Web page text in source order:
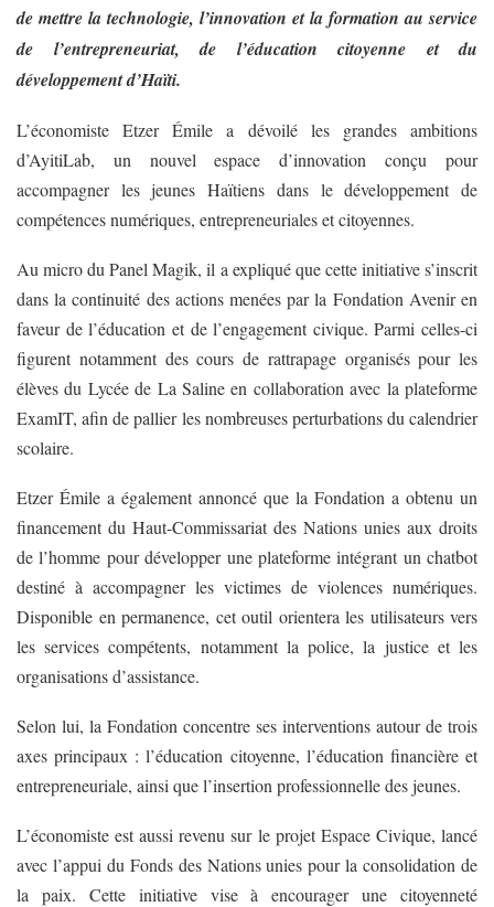
de mettre la technologie, l’innovation et la formation au service
de l’entrepreneuriat, de l’éducation citoyenne et du
développement d’Haïti.
L’économiste Etzer Émile a dévoilé les grandes ambitions
d’AyitiLab, un nouvel espace d’innovation conçu pour
accompagner les jeunes Haïtiens dans le développement de
compétences numériques, entrepreneuriales et citoyennes.
Au micro du Panel Magik, il a expliqué que cette initiative s’inscrit
dans la continuité des actions menées par la Fondation Avenir en
faveur de l’éducation et de l’engagement civique. Parmi celles-ci
figurent notamment des cours de rattrapage organisés pour les
élèves du Lycée de La Saline en collaboration avec la plateforme
ExamIT, afin de pallier les nombreuses perturbations du calendrier
scolaire.
Etzer Émile a également annoncé que la Fondation a obtenu un
financement du Haut-Commissariat des Nations unies aux droits
de l’homme pour développer une plateforme intégrant un chatbot
destiné à accompagner les victimes de violences numériques.
Disponible en permanence, cet outil orientera les utilisateurs vers
les services compétents, notamment la police, la justice et les
organisations d’assistance.
Selon lui, la Fondation concentre ses interventions autour de trois
axes principaux : l’éducation citoyenne, l’éducation financière et
entrepreneuriale, ainsi que l’insertion professionnelle des jeunes.
L’économiste est aussi revenu sur le projet Espace Civique, lancé
avec l’appui du Fonds des Nations unies pour la consolidation de
la paix. Cette initiative vise à encourager une citoyenneté